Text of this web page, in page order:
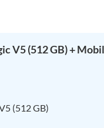
V5 (512 GB) +
(512 GB)